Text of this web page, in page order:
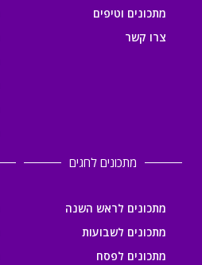
מתכונים וטיפים
צרו קשר
מתכונים לחגים
מתכונים לראש השנה
מתכונים לשבועות
מתכונים לפסח